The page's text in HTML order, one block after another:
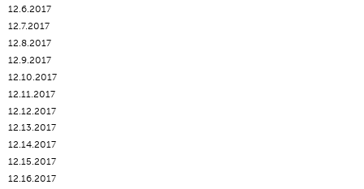
12.6.2017
12.7.2017
12.8.2017
12.9.2017
12.10.2017
12.11.2017
12.12.2017
12.13.2017
12.14.2017
12.15.2017
12.16.2017